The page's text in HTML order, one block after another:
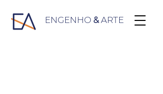
ENGENHO &ARTE